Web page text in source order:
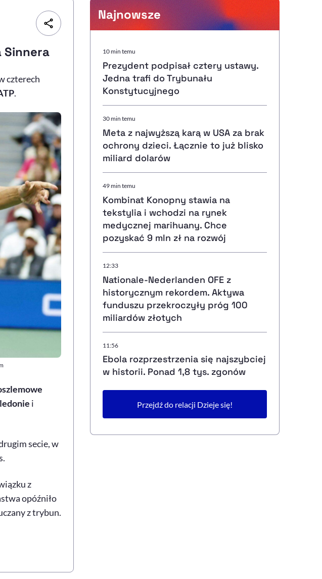
Resetuj opcje
Ułatwienia dostępności wspierają:
Sprawdź, jak i dlaczego zwiększamy dostępność , otwiera się w nowym
Deklaracja dostępności
Sinnera
czterech
.
i
secie, w
z
opóźniło
z trybun.
Najnowsze
10 min temu
Prezydent podpisał cztery ustawy.
Jedna trafi do Trybunału
Konstytucyjnego
30 min temu
Meta z najwyższą karą w USA za brak
ochrony dzieci. Łącznie to już blisko
miliard dolarów
49 min temu
Kombinat Konopny stawia na
tekstylia i wchodzi na rynek
medycznej marihuany. Chce
pozyskać 9 mln zł na rozwój
12:33
Nationale-Nederlanden OFE z
historycznym rekordem. Aktywa
funduszu przekroczyły próg 100
miliardów złotych
11:56
Ebola rozprzestrzenia się najszybciej
w historii. Ponad 1,8 tys. zgonów
Przejdź do relacji Dzieje się!